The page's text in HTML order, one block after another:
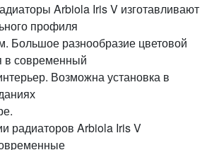
Arbiola Iris V изготавливают
профиля
Большое разнообразие цветовой
в современный
Возможна установка в
радиаторов Arbiola Iris V